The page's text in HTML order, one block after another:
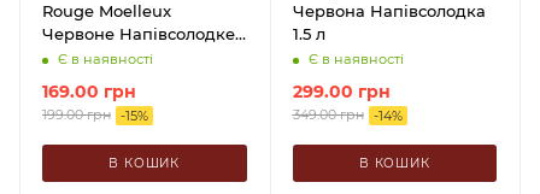
Rouge Moelleux
Червоне Напівсолодке
0.75 л
Є в наявності
169.00 грн
199.00грн -15%
В КОШИК
Червона Напівсолодка
1.5 л
Є в наявності
299.00 грн
349.00грн -14%
В КОШИК